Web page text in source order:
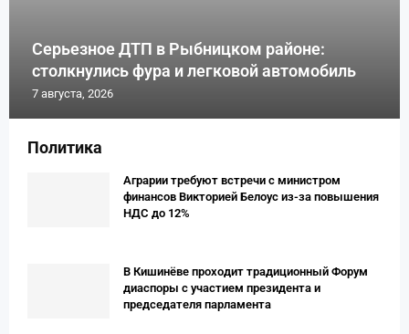
Серьезное ДТП в Рыбницком районе:
столкнулись фура и легковой автомобиль
7 августа, 2026
Политика
Аграрии требуют встречи с министром
финансов Викторией Белоус из-за повышения
НДС до 12%
В Кишинёве проходит традиционный Форум
диаспоры с участием президента и
председателя парламента